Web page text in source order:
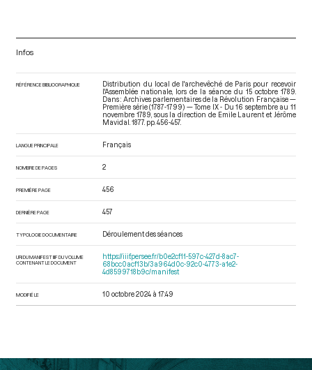
Infos
RÉFÉRENCE BIBLIOGRAPHIQUE
Distribution du local de l'archevêché de Paris pour recevoir
l'Assemblée nationale, lors de la séance du 15 octobre 1789.
Dans : Archives parlementaires de la Révolution Française —
Première série (1787-1799) — Tome IX - Du 16 septembre au 11
novembre 1789 , sous la direction de Emile Laurent et Jérôme
Mavidal. 1877. pp. 456-457.
LANGUE PRINCIPALE Français
NOMBRE DE PAGES 2
PREMIÈRE PAGE 456
DERNIÈRE PAGE 457
TYPOLOGIE DOCUMENTAIRE Déroulement des séances
URI DU MANIFEST IIIF DU VOLUME
CONTENANT LE DOCUMENT
https://iiif.persee.fr/b0e2cf11-597c-427d-8ac7-
68bcc0acf13b/3a964d0c-92c0-4773-a1e2-
4d8599718b9c/manifest
MODIFIÉ LE 10 octobre 2024 à 17:49